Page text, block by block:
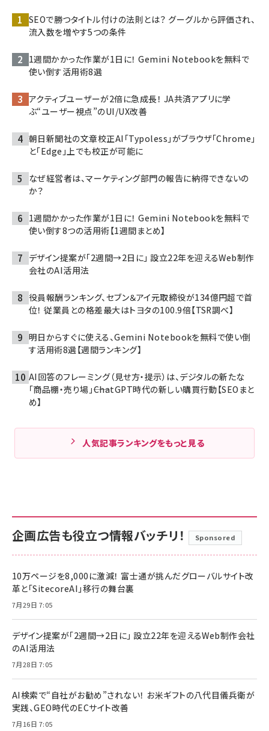
SEOで勝つタイトル付けの法則とは？ グーグルから評価され、
流入数を増やす5つの条件
1週間かかった作業が1日に！ Gemini Notebookを無料で
使い倒す活用術8選
アクティブユーザーが2倍に急成長！ JA共済アプリに学
ぶ“ユーザー視点”のUI/UX改善
朝日新聞社の文章校正AI「Typoless」がブラウザ「Chrome」
と「Edge」上でも校正が可能に
なぜ経営者は、マーケティング部門の報告に納得できないの
か？
1週間かかった作業が1日に！ Gemini Notebookを無料で
使い倒す8つの活用術【1週間まとめ】
デザイン提案が「2週間→2日に」 設立22年を迎えるWeb制作
会社のAI活用法
役員報酬ランキング、セブン＆アイ元取締役が134億円超で首
位！ 従業員との格差最大はトヨタの100.9倍【TSR調べ】
明日からすぐに使える、Gemini Notebookを無料で使い倒
す活用術8選【週間ランキング】
AI回答のフレーミング（見せ方・提示）は、デジタルの新たな
「商品棚・売り場」――ChatGPT時代の新しい購買行動【SEOまと
め】
人気記事ランキングをもっと見る
企画広告も役立つ情報バッチリ！ Sponsored
10万ページを8,000に激減！ 富士通が挑んだグローバルサイト改
革と「SitecoreAI」移行の舞台裏
7月29日 7:05
デザイン提案が「2週間→2日に」 設立22年を迎えるWeb制作会社
のAI活用法
7月28日 7:05
AI検索で“自社がお勧め”されない！ お米ギフトの八代目儀兵衛が
実践、GEO時代のECサイト改善
7月16日 7:05